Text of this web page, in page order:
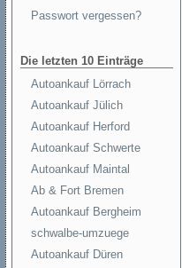
Passwort vergessen?
Die letzten 10 Einträge
Autoankauf Lörrach
Autoankauf Jülich
Autoankauf Herford
Autoankauf Schwerte
Autoankauf Maintal
Ab & Fort Bremen
Autoankauf Bergheim
schwalbe-umzuege
Autoankauf Düren